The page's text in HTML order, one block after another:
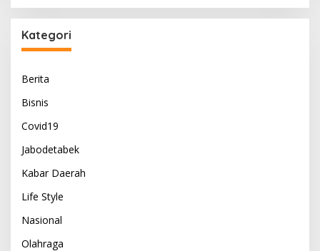
Kategori
Berita
Bisnis
Covid19
Jabodetabek
Kabar Daerah
Life Style
Nasional
Olahraga